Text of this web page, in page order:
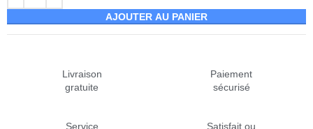
AJOUTER AU PANIER
Livraison
gratuite
Paiement
sécurisé
Service
Satisfait ou